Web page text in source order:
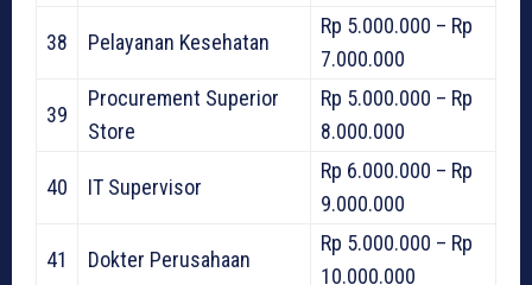
38 Pelayanan Kesehatan
Rp 5.000.000 – Rp
7.000.000
39
Procurement Superior
Store
Rp 5.000.000 – Rp
8.000.000
40 IT Supervisor
Rp 6.000.000 – Rp
9.000.000
41 Dokter Perusahaan
Rp 5.000.000 – Rp
10.000.000